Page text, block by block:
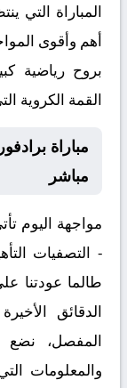
المباراة التي
أهم وأقوى
بروح رياضية
القمة الكروية
مباراة
مباشر
مواجهة اليوم
- التصفيات
طالما عودتنا
الدقائق
المفصل، نضع
والمعلومات